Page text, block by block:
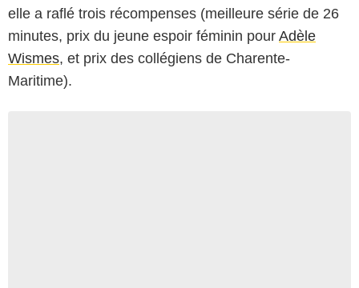
elle a raflé trois récompenses (meilleure série de 26
minutes, prix du jeune espoir féminin pour Adèle
Wismes, et prix des collégiens de Charente-
Maritime).